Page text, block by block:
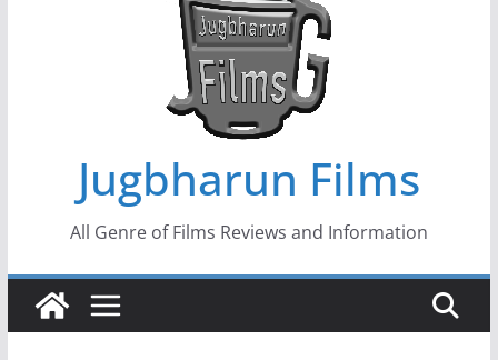
Jugbharun Films
All Genre of Films Reviews and Information